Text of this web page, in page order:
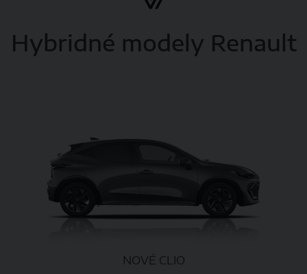
Hybridné modely Renault
NOVÉ CLIO